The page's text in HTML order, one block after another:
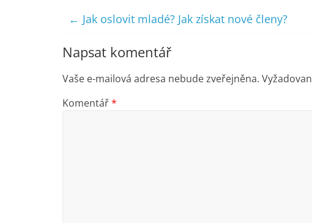
← Jak oslovit mladé? Jak získat nové členy?
Napsat komentář
Vaše e-mailová adresa nebude zveřejněna.
Komentář*